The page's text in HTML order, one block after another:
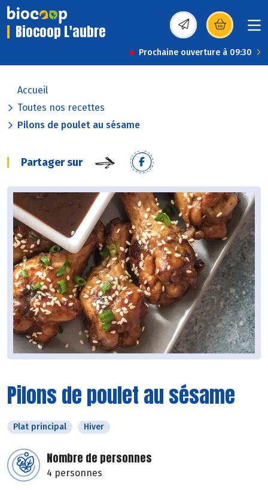
Biocoop L'aubre (s’ouvre dans une
Prochaine ouverture à 09:30
Accueil
Toutes nos recettes
Pilons de poulet au sésame
Partager sur
Pilons de poulet au sésame
Plat principal Hiver
Nombre de personnes
4 personnes